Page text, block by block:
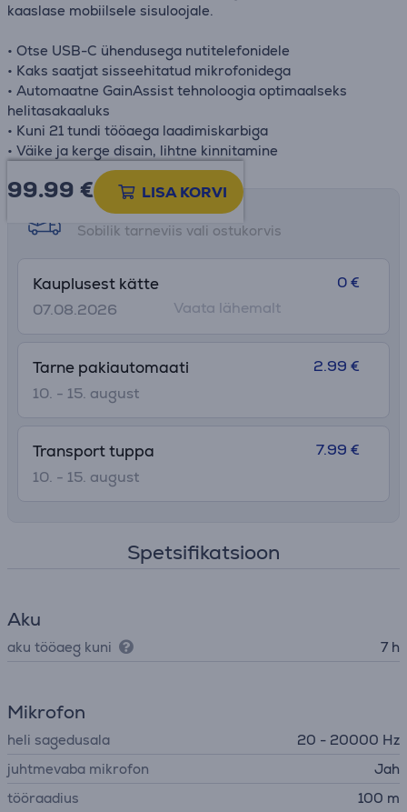
kaaslase mobiilsele sisuloojale.
• Otse USB-C ühendusega nutitelefonidele
• Kaks saatjat sisseehitatud mikrofonidega
• Automaatne GainAssist tehnoloogia optimaalseks
helitasakaaluks
• Kuni 21 tundi tööaega laadimiskarbiga
• Väike ja kerge disain, lihtne kinnitamine
99.99 € LISA KORVI
Tarne võimalused
Sobilik tarneviis vali ostukorvis
Kauplusest kätte
07.08.2026
0 €
Vaata lähemalt
Tarne pakiautomaati
10. - 15. august
2.99 €
Transport tuppa
10. - 15. august
7.99 €
Spetsifikatsioon
Aku
aku tööaeg kuni 7 h
Mikrofon
heli sagedusala
20 - 20000 Hz
juhtmevaba mikrofon
Jah
tööraadius
100 m